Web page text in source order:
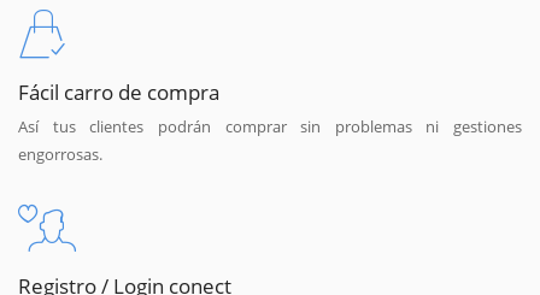
Fácil carro de compra
Así tus clientes podrán comprar sin problemas ni gestiones
engorrosas.
Registro / Login conect